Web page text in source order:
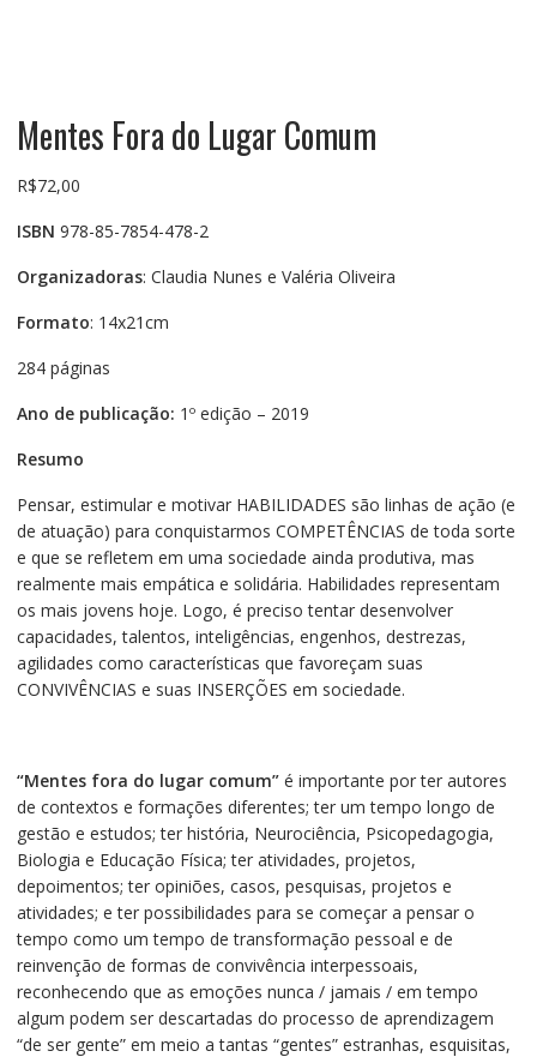
Mentes Fora do Lugar Comum
R$72,00
ISBN 978-85-7854-478-2
Organizadoras: Claudia Nunes e Valéria Oliveira
Formato: 14x21cm
284 páginas
Ano de publicação: 1º edição – 2019
Resumo
Pensar, estimular e motivar HABILIDADES são linhas de ação (e
de atuação) para conquistarmos COMPETÊNCIAS de toda sorte
e que se refletem em uma sociedade ainda produtiva, mas
realmente mais empática e solidária. Habilidades representam
os mais jovens hoje. Logo, é preciso tentar desenvolver
capacidades, talentos, inteligências, engenhos, destrezas,
agilidades como características que favoreçam suas
CONVIVÊNCIAS e suas INSERÇÕES em sociedade.
“Mentes fora do lugar comum”é importante por ter autores
de contextos e formações diferentes; ter um tempo longo de
gestão e estudos; ter história, Neurociência, Psicopedagogia,
Biologia e Educação Física; ter atividades, projetos,
depoimentos; ter opiniões, casos, pesquisas, projetos e
atividades; e ter possibilidades para se começar a pensar o
tempo como um tempo de transformação pessoal e de
reinvenção de formas de convivência interpessoais,
reconhecendo que as emoções nunca / jamais / em tempo
algum podem ser descartadas do processo de aprendizagem
“de ser gente” em meio a tantas “gentes” estranhas, esquisitas,